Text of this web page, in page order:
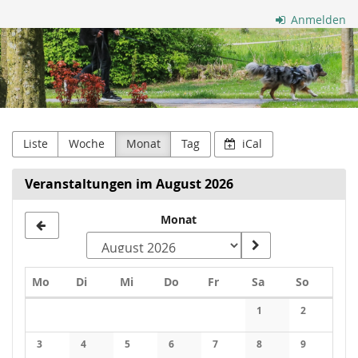
Haupt-
Inhalt
springen
Anmelden
Suchhunde
OWL
Liste Woche Monat Tag iCal
Veranstaltungen im August 2026
Monat
Mo Montag
DiDienstag
MiMittwoch
Do Donnerstag
FrFreitagSaSamstag
So
1
Keine
2
Keine
3 4 5 6 7 8 9